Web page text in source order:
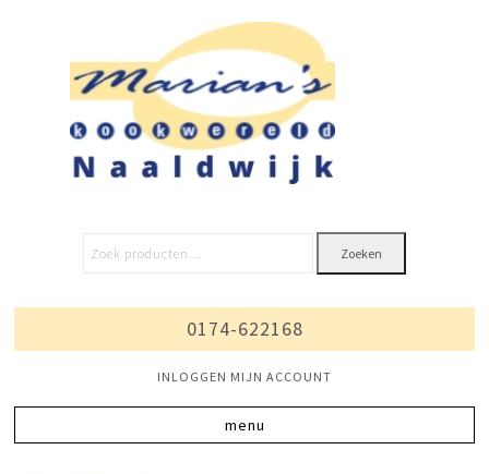
Zoeken
0174-622168
INLOGGEN MIJN ACCOUNT